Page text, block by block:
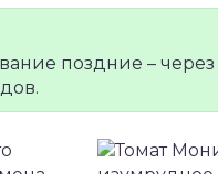
поздние – через